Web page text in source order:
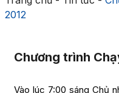
2012
Chương trình
Vào lúc 7:00 sáng Chủ